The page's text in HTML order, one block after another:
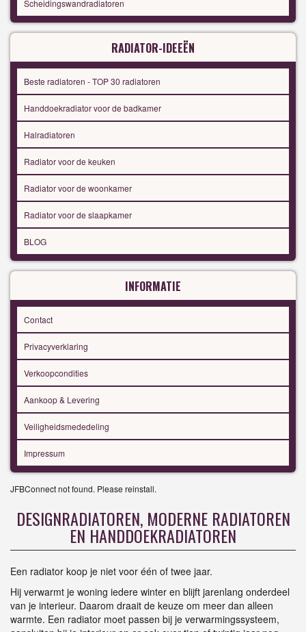
Scheidingswandradiatoren
RADIATOR-IDEEËN
Beste radiatoren - TOP 30 radiatoren
Handdoekradiator voor de badkamer
Halradiatoren
Radiator voor de keuken
Radiator voor de woonkamer
Radiator voor de slaapkamer
BLOG
INFORMATIE
Contact
Privacyverklaring
Verkoopcondities
Aankoop & Levering
Veiligheidsmededeling
Impressum
JFBConnect not found. Please reinstall.
DESIGNRADIATOREN, MODERNE RADIATOREN
EN HANDDOEKRADIATOREN
Een radiator koop je niet voor één of twee jaar.
Hij verwarmt je woning iedere winter en blijft jarenlang onderdeel
van je interieur. Daarom draait de keuze om meer dan alleen
warmte. Een radiator moet passen bij je verwarmingssysteem,